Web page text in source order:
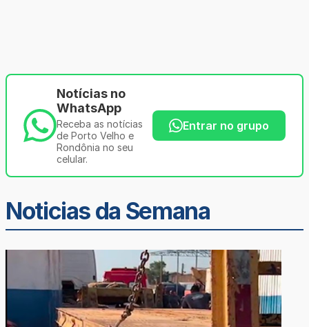
Notícias no
WhatsApp
Receba as notícias
de Porto Velho e
Rondônia no seu
celular.
Entrar no grupo
Noticias da Semana